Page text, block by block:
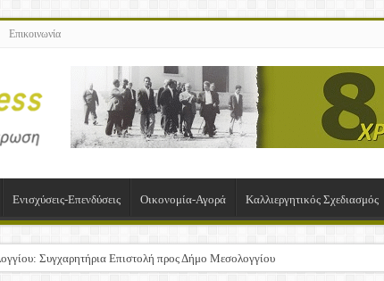
Επικοινωνία
Ενισχύσεις-Επενδύσεις Οικονομία-Αγορά Καλλιεργητικός Σχεδιασμός
Συγχαρητήρια Επιστολή προς Δήμο Μεσολογγίου